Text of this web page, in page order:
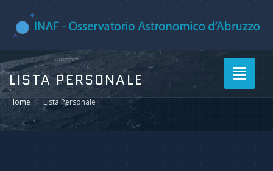
Toggle
LISTA PERSONALE
Home Lista Personale